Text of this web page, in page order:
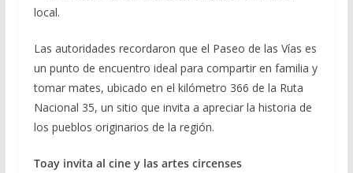
local.
Las autoridades recordaron que el Paseo de las Vías es
un punto de encuentro ideal para compartir en familia y
tomar mates, ubicado en el kilómetro 366 de la Ruta
Nacional 35, un sitio que invita a apreciar la historia de
los pueblos originarios de la región.
Toay invita al cine y las artes circenses